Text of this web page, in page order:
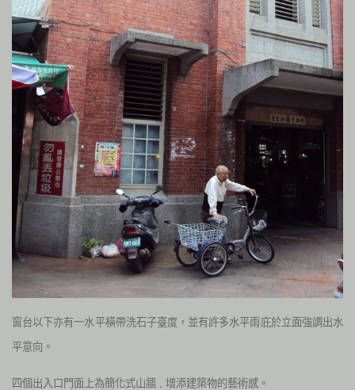
窗台以下亦有一水平橫帶洗石子臺度，並有許多水平雨庇於立面強調出水
平意向。
四個出入口門面上為簡化式山牆 , 增添建築物的藝術感。